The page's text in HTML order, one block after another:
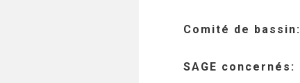
Comité de bassin
SAGE concernés